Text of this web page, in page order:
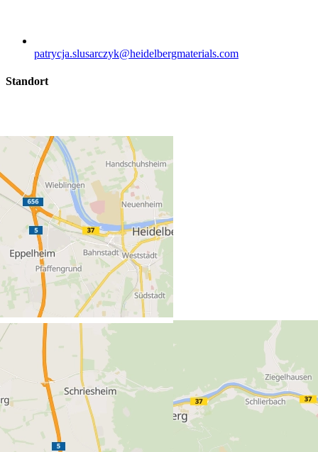
patrycja.slusarczyk​@heidelbergmaterials.com
Standort
69123 Heidelberg (Deutschland)